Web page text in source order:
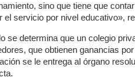
sino que tiene que
el servicio por nivel educativo»,
se determina que un colegio
que obtienen ganancias
se le entrega al órgano